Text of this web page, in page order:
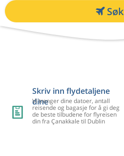
Søk
Skriv inn flydetaljene
dine
Vi trenger dine datoer, antall
reisende og bagasje for å gi deg
de beste tilbudene for flyreisen
din fra Çanakkale til Dublin